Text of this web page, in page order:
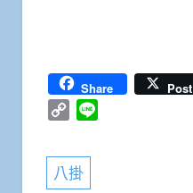
Share Post
Copy
八掛